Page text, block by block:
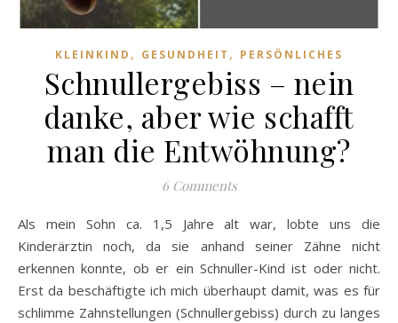
KLEINKIND , GESUNDHEIT , PERSÖNLICHES
Schnullergebiss – nein
danke, aber wie schafft
man die Entwöhnung?
6 Comments
Als mein Sohn ca. 1,5 Jahre alt war, lobte uns die
Kinderärztin noch, da sie anhand seiner Zähne nicht
erkennen konnte, ob er ein Schnuller-Kind ist oder nicht.
Erst da beschäftigte ich mich überhaupt damit, was es für
schlimme Zahnstellungen (Schnullergebiss) durch zu langes